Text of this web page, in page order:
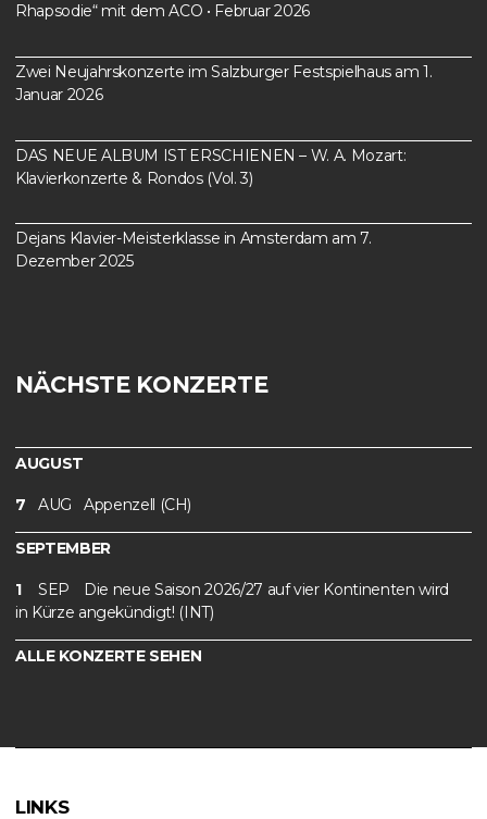
Rhapsodie“ mit dem ACO • Februar 2026
Zwei Neujahrskonzerte im Salzburger Festspielhaus am 1.
Januar 2026
DAS NEUE ALBUM IST ERSCHIENEN – W. A. Mozart:
Klavierkonzerte & Rondos (Vol. 3)
Dejans Klavier-Meisterklasse in Amsterdam am 7.
Dezember 2025
NÄCHSTE KONZERTE
AUGUST
7 AUG Appenzell (CH)
SEPTEMBER
1 SEP
Die neue Saison 2026/27 auf vier Kontinenten wird
in Kürze angekündigt! (INT)
ALLE KONZERTE SEHEN
LINKS